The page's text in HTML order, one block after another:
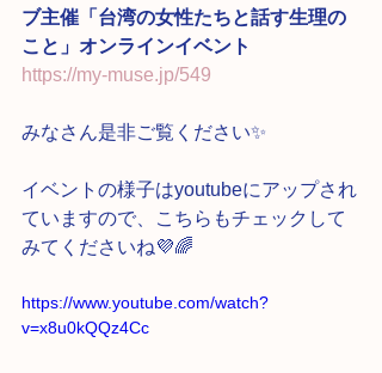
ブ主催「台湾の女性たちと話す生理の
こと」オンラインイベント
https://my-muse.jp/549
みなさん是非ご覧ください✨
イベントの様子はyoutubeにアップされ
ていますので、こちらもチェックして
みてくださいね💜🌈
https://www.youtube.com/watch?
v=x8u0kQQz4Cc